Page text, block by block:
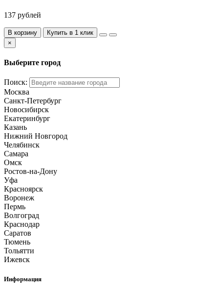
137 рублей
В корзину
Купить в 1 клик
×
Выберите город
Поиск:
Москва
Санкт-Петербург
Новосибирск
Екатеринбург
Казань
Нижний Новгород
Челябинск
Самара
Омск
Ростов-на-Дону
Уфа
Красноярск
Воронеж
Пермь
Волгоград
Краснодар
Саратов
Тюмень
Тольятти
Ижевск
Информация